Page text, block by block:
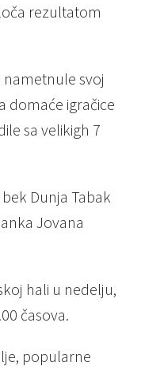
rezultatom
nametnule svoj
domaće igračice
sa velikigh 7
Dunja Tabak
Jovana
hali u nedelju,
časova.
popularne